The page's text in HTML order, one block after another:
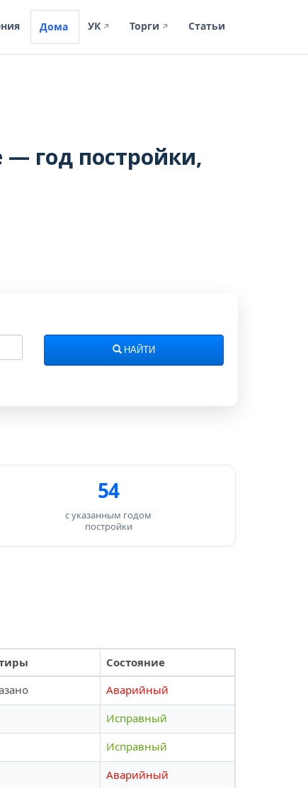
Дома УК ↗ Торги ↗ Статьи
год постройки,
НАЙТИ
54
с указанным годом
постройки
Состояние
Аварийный
Исправный
Исправный
Аварийный